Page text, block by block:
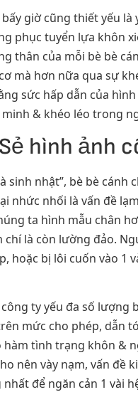
giờ cũng thiết yếu
phục tuyển lựa khôn
thân của mỗi bè bè
mà hơn nữa qua sự
sức hấp dẫn của
& khéo léo trong
hình ảnh
nhật”, bè bè
nhối là vấn đề
ta hình mẫu chân
là còn lường đảo.
hoặc bị lôi cuốn vào
ty yếu đa số
mức cho phép, dẫn
tình trạng khôn
nên vày nạm, vấn
để ngăn cản 1 vài